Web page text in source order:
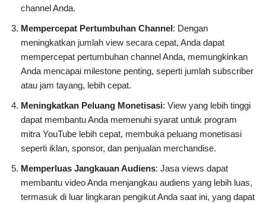
channel Anda.
Mempercepat Pertumbuhan Channel: Dengan
meningkatkan jumlah view secara cepat, Anda dapat
mempercepat pertumbuhan channel Anda, memungkinkan
Anda mencapai milestone penting, seperti jumlah subscriber
atau jam tayang, lebih cepat.
Meningkatkan Peluang Monetisasi: View yang lebih tinggi
dapat membantu Anda memenuhi syarat untuk program
mitra YouTube lebih cepat, membuka peluang monetisasi
seperti iklan, sponsor, dan penjualan merchandise.
Memperluas Jangkauan Audiens: Jasa views dapat
membantu video Anda menjangkau audiens yang lebih luas,
termasuk di luar lingkaran pengikut Anda saat ini, yang dapat